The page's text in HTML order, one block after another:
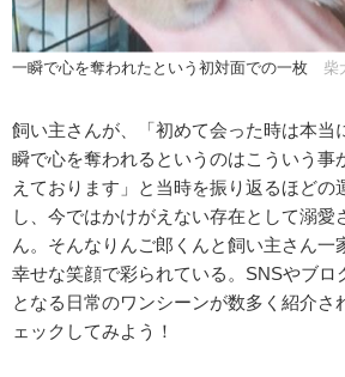
一瞬で心を奪われたという初対面での一枚 柴
飼い主さんが、「初めて会った時は本当
瞬で心を奪われるというのはこういう
えております」と当時を振り返るほどの
し、今ではかけがえない存在として溺愛
ん。そんなりんご郎くんと飼い主さん一
幸せな笑顔で彩られている。SNSやブロ
となる日常のワンシーンが数多く紹介さ
ェックしてみよう！